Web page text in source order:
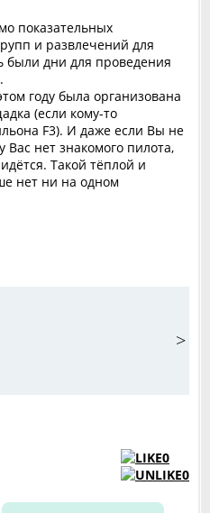
показательных
и развлечений для
были дни для проведения
году была организована
(если кому-то
F3). И даже если Вы не
Вас нет знакомого пилота,
Такой тёплой и
нет ни на одном
>
0
0